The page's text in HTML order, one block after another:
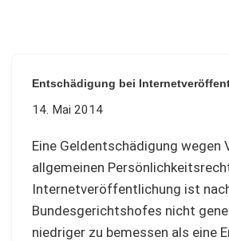
springen
Entschädigung bei
14. Mai 2014
Eine Geldentschädigung wegen
allgemeinen
Internetveröffentlichung ist
Bundesgerichtshofes nicht
niedriger zu bemessen als eine